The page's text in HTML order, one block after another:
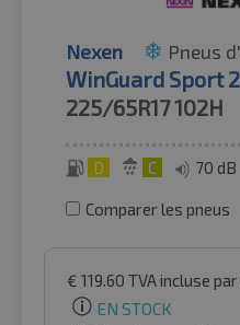
Nexen Pneus
WinGuard Sport
225/65R17102H
D C 70 dB
Comparer les pneus
€ 119.60 TVA incluse
EN STOCK